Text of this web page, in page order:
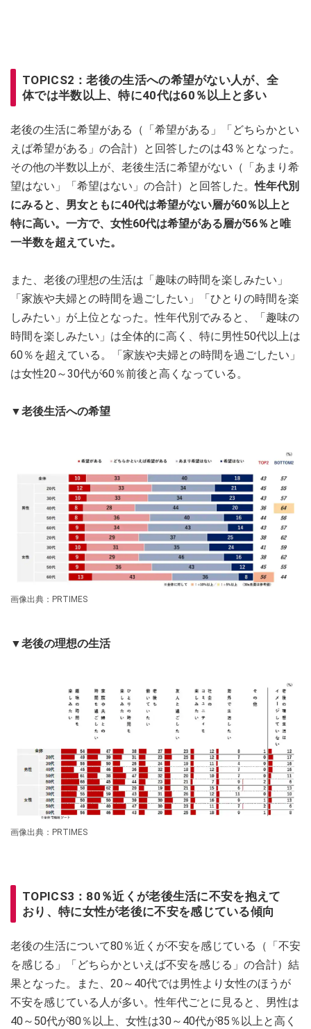
TOPICS2：老後の生活への希望がない人が、全
体では半数以上、特に40代は60％以上と多い
老後の生活に希望がある（「希望がある」「どちらかとい
えば希望がある」の合計）と回答したのは43％となった。
その他の半数以上が、老後生活に希望がない（「あまり希
望はない」「希望はない」の合計）と回答した。性年代別
にみると、男女ともに40代は希望がない層が60％以上と
特に高い。一方で、女性60代は希望がある層が56％と唯
一半数を超えていた。
また、老後の理想の生活は「趣味の時間を楽しみたい」
「家族や夫婦との時間を過ごしたい」「ひとりの時間を楽
しみたい」が上位となった。性年代別でみると、「趣味の
時間を楽しみたい」は全体的に高く、特に男性50代以上は
60％を超えている。「家族や夫婦との時間を過ごしたい」
は女性20～30代が60％前後と高くなっている。
▼老後生活への希望
画像出典：PRTIMES
▼老後の理想の生活
画像出典：PRTIMES
TOPICS3：80％近くが老後生活に不安を抱えて
おり、特に女性が老後に不安を感じている傾向
老後の生活について80％近くが不安を感じている（「不安
を感じる」「どちらかといえば不安を感じる」の合計）結
果となった。また、20～40代では男性より女性のほうが
不安を感じている人が多い。性年代ごとに見ると、男性は
40～50代が80％以上、女性は30～40代が85％以上と高く